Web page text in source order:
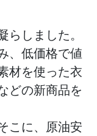
しました。
、低価格で値
材を使った衣
どの新商品を
こに、原油安